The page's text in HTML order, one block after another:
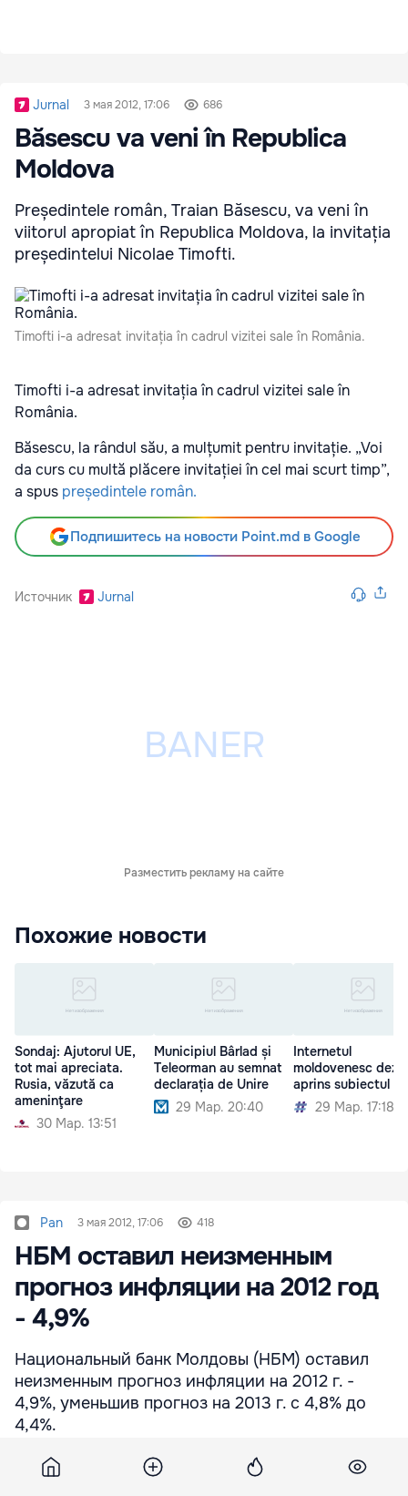
Jurnal 3 мая 2012, 17:06 686
Băsescu va veni în Republica
Moldova
Președintele român, Traian Băsescu, va veni în
viitorul apropiat în Republica Moldova, la invitația
președintelui Nicolae Timofti.
Timofti i-a adresat invitația în cadrul vizitei sale în România.
Timofti i-a adresat invitația în cadrul vizitei sale în
România.
Băsescu, la rândul său, a mulțumit pentru invitație. „Voi
da curs cu multă plăcere invitației în cel mai scurt timp”,
a spus președintele român.
Подпишитесь на новости Point.md в Google
Источник Jurnal
Разместить рекламу на сайте
Похожие новости
Sondaj: Ajutorul UE,
tot mai apreciata.
Rusia, văzută ca
ameninţare
30 Мар. 13:51
Municipiul Bârlad și
Teleorman au semnat
declarația de Unire
29 Мар. 20:40
Internetul
moldovenesc
aprins subiectul
29 Мар. 17:18
Pan 3 мая 2012, 17:06 418
НБМ оставил неизменным
прогноз инфляции на 2012 год
- 4,9%
Национальный банк Молдовы (НБМ) оставил
неизменным прогноз инфляции на 2012 г. -
4,9%, уменьшив прогноз на 2013 г. с 4,8% до
4,4%.